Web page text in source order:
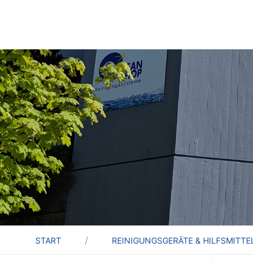
START REINIGUNGSGERÄTE & HILFSMITTEL